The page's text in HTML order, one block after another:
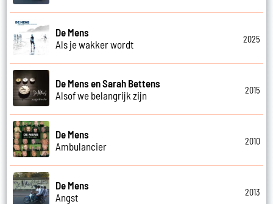
De Mens
Als je wakker wordt
2025
De Mens en Sarah Bettens
Alsof we belangrijk zijn
2015
De Mens
Ambulancier
2010
De Mens
Angst
2013